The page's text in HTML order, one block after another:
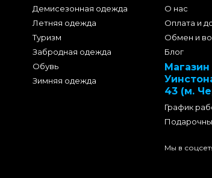
Демисезонная одежда
Летняя одежда
Туризм
Забродная одежда
Обувь
Зимняя одежда
О нас
Оплата и
Обмен и
Блог
Магазин
43 (м.
График
Мы в